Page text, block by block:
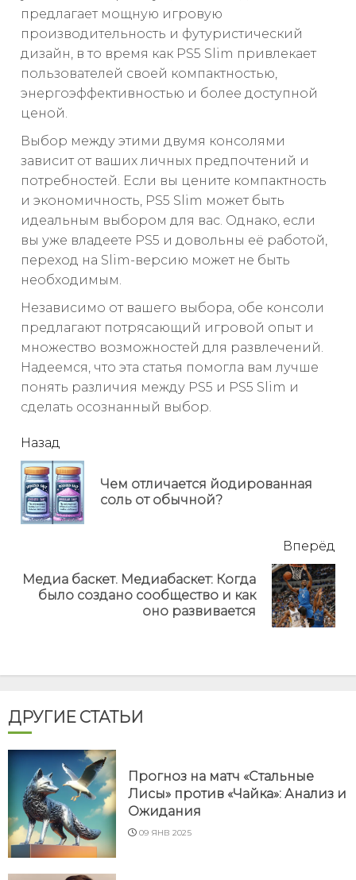
предлагает мощную игровую
производительность и футуристический
дизайн, в то время как PS5 Slim привлекает
пользователей своей компактностью,
энергоэффективностью и более доступной
ценой.
Выбор между этими двумя консолями
зависит от ваших личных предпочтений и
потребностей. Если вы цените компактность
и экономичность, PS5 Slim может быть
идеальным выбором для вас. Однако, если
вы уже владеете PS5 и довольны её работой,
переход на Slim-версию может не быть
необходимым.
Независимо от вашего выбора, обе консоли
предлагают потрясающий игровой опыт и
множество возможностей для развлечений.
Надеемся, что эта статья помогла вам лучше
понять различия между PS5 и PS5 Slim и
сделать осознанный выбор.
читать
еще
Назад
Чем отличается йодированная
соль от обычной?
Вперёд
Next
Медиа баскет. Медиабаскет: Когда
было создано сообщество и как
оно развивается
ДРУГИЕ СТАТЬИ
Прогноз на матч «Стальные
Лисы» против «Чайка»: Анализ и
Ожидания
09 ЯНВ 2025